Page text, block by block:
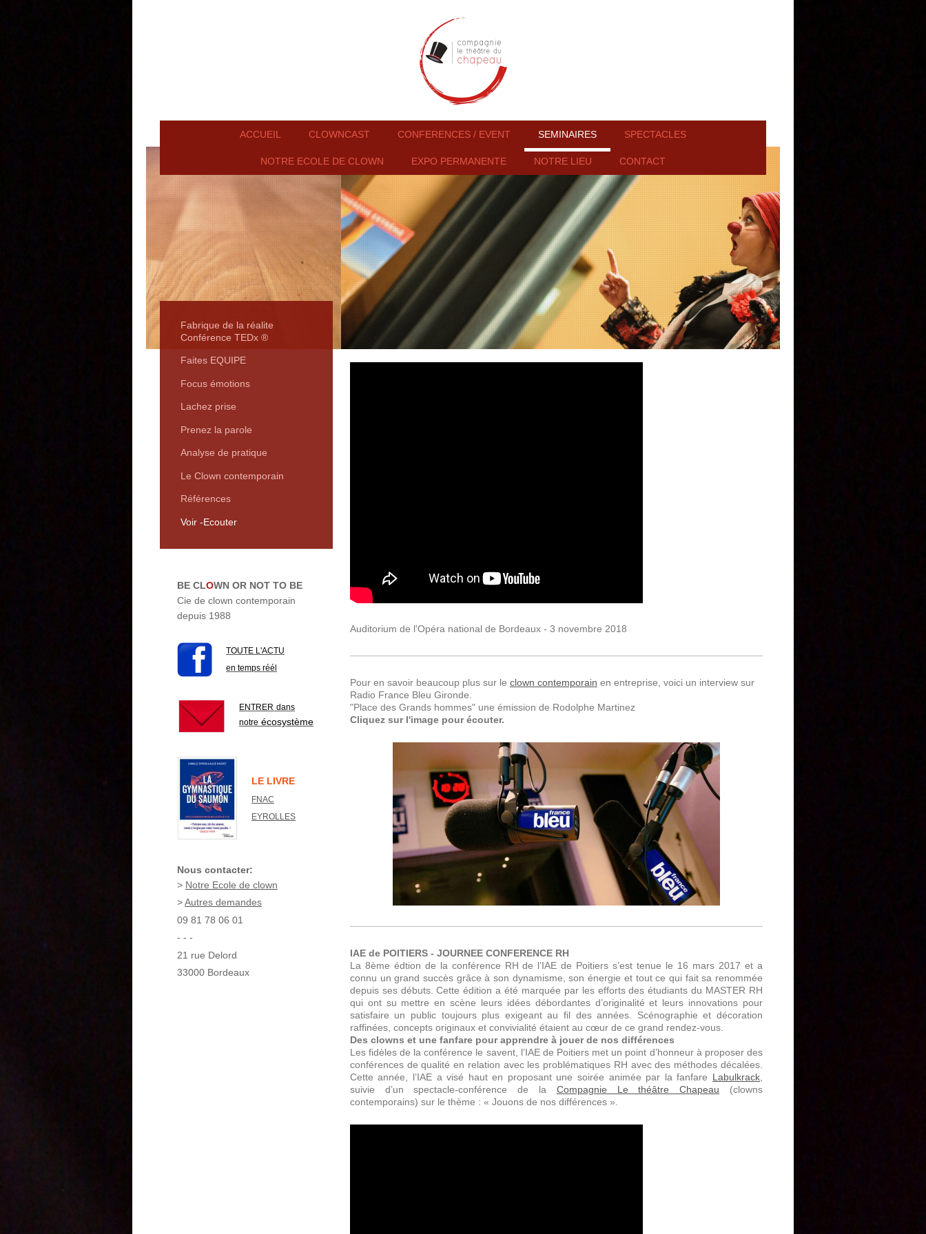
ACCUEIL CLOWNCAST CONFERENCES / EVENT SEMINAIRES SPECTACLES
NOTRE ECOLE DE CLOWN EXPO PERMANENTE NOTRE LIEU CONTACT
Auditorium de l'Opéra national de Bordeaux - 3 novembre 2018
Pour en savoir beaucoup plus sur le clown contemporain en entreprise, voici un interview sur
Radio France Bleu Gironde.
"Place des Grands hommes" une émission de Rodolphe Martinez
Cliquez sur l'image pour écouter.
IAE de POITIERS - JOURNEE CONFERENCE RH
La 8ème édtion de la conférence RH de l’IAE de Poitiers s’est tenue le 16 mars 2017 et a
connu un grand succès grâce à son dynamisme, son énergie et tout ce qui fait sa renommée
depuis ses débuts. Cette édition a été marquée par les efforts des étudiants du MASTER RH
qui ont su mettre en scène leurs idées débordantes d’originalité et leurs innovations pour
satisfaire un public toujours plus exigeant au fil des années. Scénographie et décoration
raffinées, concepts originaux et convivialité étaient au cœur de ce grand rendez-vous.
Des clowns et une fanfare pour apprendre à jouer de nos différences
Les fidèles de la conférence le savent, l’IAE de Poitiers met un point d’honneur à proposer des
conférences de qualité en relation avec les problématiques RH avec des méthodes décalées.
Cette année, l’IAE a visé haut en proposant une soirée animée par la fanfare Labulkrack,
suivie d’un spectacle-conférence de la Compagnie Le théâtre Chapeau (clowns
contemporains) sur le thème : « Jouons de nos différences ».
Fabrique de la réalite
Conférence TEDx ®
Faites EQUIPE
Focus émotions
Lachez prise
Prenez la parole
Analyse de pratique
Le Clown contemporain
Références
Voir -Ecouter
BE CLOWN OR NOT TO BE
Cie de clown contemporain
depuis 1988
TOUTE L'ACTU
en temps réél
ENTRER dans
notre écosystème
LE LIVRE
FNAC
EYROLLES
Nous contacter:
> Notre Ecole de clown
>Autres demandes
09 81 78 06 01
- - -
21 rue Delord
33000 Bordeaux